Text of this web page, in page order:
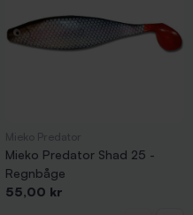
Mieko Predator Shad 25 -
Regnbåge
Pris
55,00 kr